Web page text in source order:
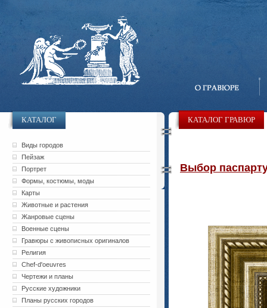
КАТАЛОГ
Виды городов
Пейзаж
Портрет
Формы, костюмы, моды
Карты
Животные и растения
Жанровые сцены
Военные сцены
Гравюры с живописных оригиналов
Религия
Chef-d'oeuvres
Чертежи и планы
Русские художники
Планы русских городов
КАТАЛОГ ГРАВЮР
Выбор